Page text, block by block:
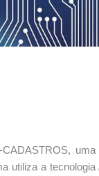
utiliza a tecnologia